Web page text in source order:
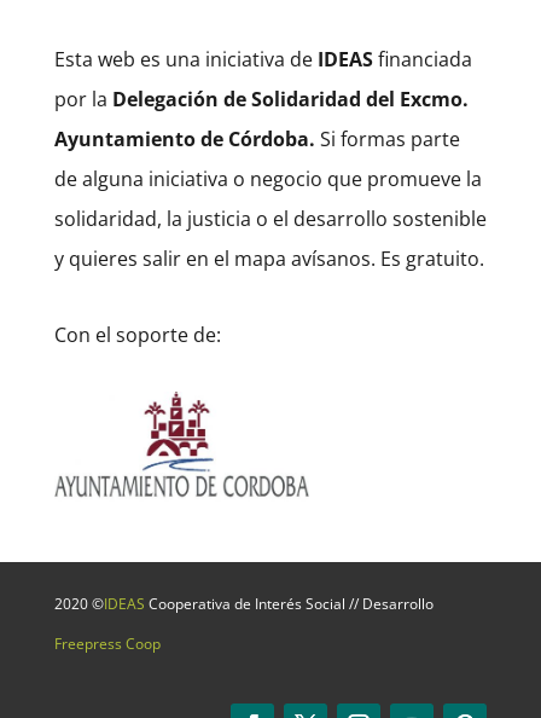
Esta web es una iniciativa de IDEASfinanciada
por la Delegación de Solidaridad del Excmo.
Ayuntamiento de Córdoba. Si formas parte
de alguna iniciativa o negocio que promueve la
solidaridad, la justicia o el desarrollo sostenible
y quieres salir en el mapa avísanos. Es gratuito.
Con el soporte de:
2020 ©IDEAS Cooperativa de Interés Social // Desarrollo
Freepress Coop